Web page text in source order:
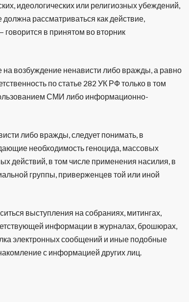
идеологических или религиозных убеждений,
рассматриваться как действие,
в принятом во вторник
возбуждение ненависти либо вражды, а равно
по статье 282 УК РФ только в том
СМИ либо информационно-
либо вражды, следует понимать, в
необходимость геноцида, массовых
действий, в том числе применения насилия, в
группы, приверженцев той или иной
выступления на собраниях, митингах,
информации в журналах, брошюрах,
электронных сообщений и иные подобные
с информацией других лиц.